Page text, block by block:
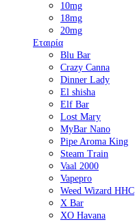
10mg
18mg
20mg
Εταιρία
Blu Bar
Crazy Canna
Dinner Lady
El shisha
Elf Bar
Lost Mary
MyBar Nano
Pipe Aroma King
Steam Train
Vaal 2000
Vapepro
Weed Wizard HHC
X Bar
XO Havana